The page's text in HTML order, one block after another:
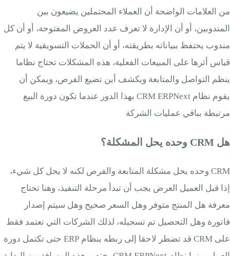
من العلامات الواضحة أن العملاء المحتملين يضيعون بين
المندوبين، أو أن الإدارة لا تعرف عدد العروض المفتوحة، أو أن كل
مندوب يحتفظ ببياناته بطريقته، أو أن الحملات التسويقية لا يتم
قياس أثرها على المبيعات الفعلية، هذه المشكلات تحتاج نظاما
ينظم التواصل والمتابعة ويكشف أين تضيع الفرص، ويمكن أن
يقوم نظام CRM ERPNext بهذا الدور عندما تكون دورة البيع
مرتبطة بباقي عمليات الشركة
هل CRM وحده يحل المشكلة؟
CRM وحده يحل مشكلة المتابعة والفرص لكنه لا يحل كل شيء،
إذا قبل العميل العرض يجب أن تبدأ مرحلة التنفيذ، وهنا تحتاج
معرفة هل المنتج متوفر وهل السعر صحيح وهل سيتم إصدار
فاتورة وهل التحصيل تم تسجيله، لذلك الشركات التي تعتمد فقط
على CRM قد تضطر لاحقا إلى ربطه بنظام ERP حتى تكتمل دورة